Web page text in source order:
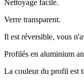
Nettoyage facile.
Verre transparent.
Il est réversible, vous
Profilés en aluminium
La couleur du profil est